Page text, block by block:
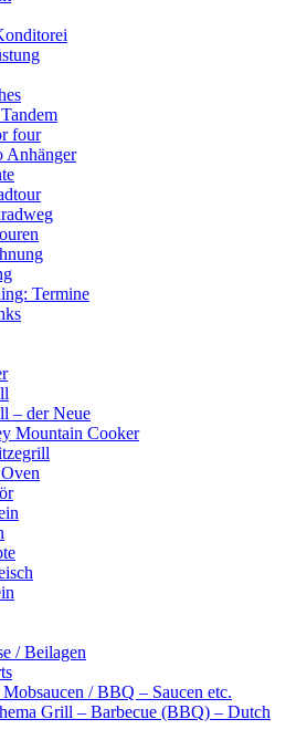
four
Anhänger
Termine
– der Neue
Mountain Cooker
/ Beilagen
/ BBQ – Saucen etc.
Grill – Barbecue (BBQ) – Dutch